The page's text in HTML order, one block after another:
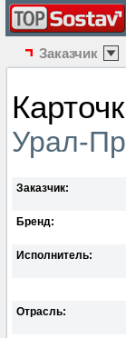
Заказчик
Урал-
Заказчик:
Бренд:
Исполнитель:
Отрасль: